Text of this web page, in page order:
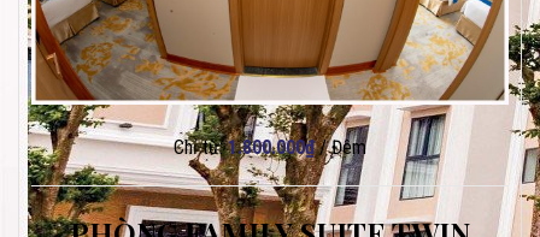
Chỉ từ: 1.800.000₫ / Đêm